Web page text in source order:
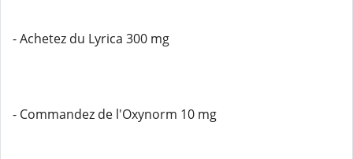
- Achetez du Lyrica 300 mg
- Commandez de l'Oxynorm 10 mg